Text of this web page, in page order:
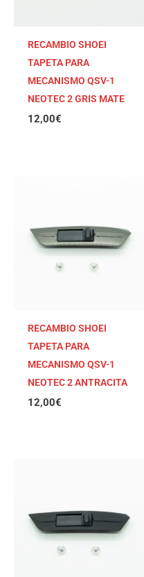
RECAMBIO SHOEI
TAPETA PARA
MECANISMO QSV-1
NEOTEC 2 GRIS MATE
12,00€
RECAMBIO SHOEI
TAPETA PARA
MECANISMO QSV-1
NEOTEC 2 ANTRACITA
12,00€